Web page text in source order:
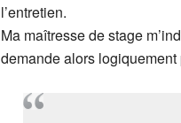
l’entretien.
Ma maîtresse de stage
demande alors logiquement